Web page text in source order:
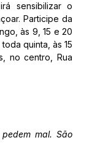
sensibilizar o
Participe da
às 9, 15 e 20
quinta, às 15
no centro, Rua
mal. São